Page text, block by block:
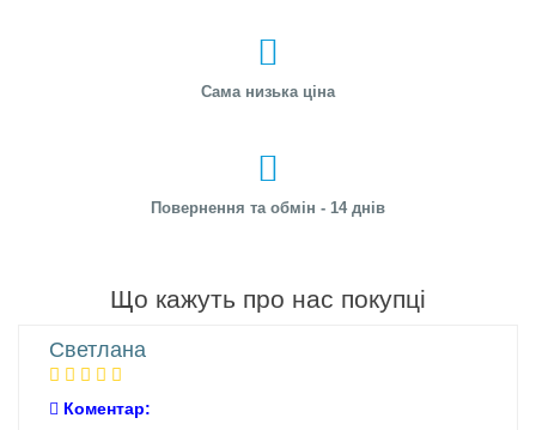
Сама низька ціна
Повернення та обмін - 14 днів
Що кажуть про нас покупці
Светлана
Коментар: